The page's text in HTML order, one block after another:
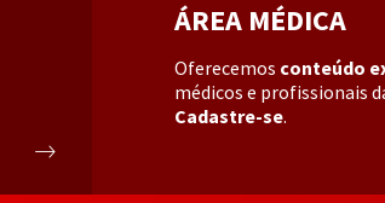
ÁREA MÉDICA
Oferecemos conteúdo
médicos e profissionais
Cadastre-se.